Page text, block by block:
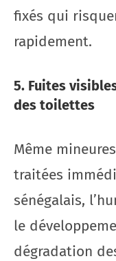
fixés qui
rapidement.
5. Fuites
des toilettes
Même
traitées
sénégalais,
le
dégradation